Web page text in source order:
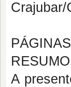
Crajubar/
A